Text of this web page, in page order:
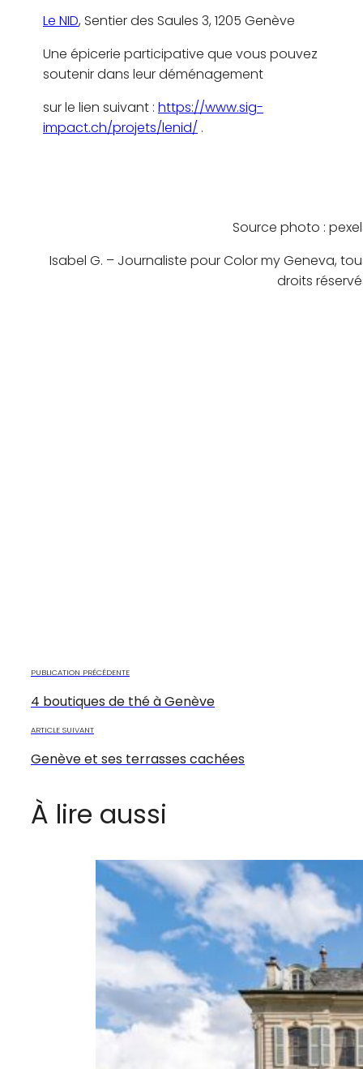
Le NID, Sentier des Saules 3, 1205 Genève
Une épicerie participative que vous pouvez
soutenir dans leur déménagement
sur le lien suivant : https://www.sig-
impact.ch/projets/lenid/ .
Source photo :
Isabel G. – Journaliste pour Color my Geneva,
droits
PUBLICATION PRÉCÉDENTE
4 boutiques de thé à Genève
ARTICLE SUIVANT
Genève et ses terrasses cachées
À lire aussi